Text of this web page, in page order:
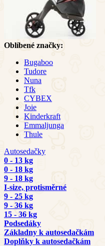
Oblíbené značky:
Bugaboo
Tudore
Nuna
Tfk
CYBEX
Joie
Kinderkraft
Emmaljunga
Thule
Autosedačky
0 - 13 kg
0 - 18 kg
9 - 18 kg
I-size, protisměrné
9 - 25 kg
9 - 36 kg
15 - 36 kg
Podsedáky
Základny k autosedačkám
Doplňky k autosedačkám